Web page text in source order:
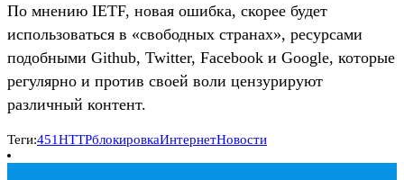
По мнению IETF, новая ошибка, скорее будет
использоваться в «свободных странах», ресурсами
подобными Github, Twitter, Facebook и Google, которые
регулярно и против своей воли цензурируют
различный контент.
Теги:451HTTPблокировкаИнтернетНовости